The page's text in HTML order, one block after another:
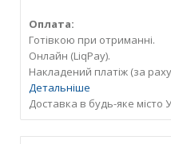
Оплата:
Готівкою при отриманні.
Онлайн (LiqPay).
Накладений платіж (за
Детальніше
Доставка в будь-яке місто